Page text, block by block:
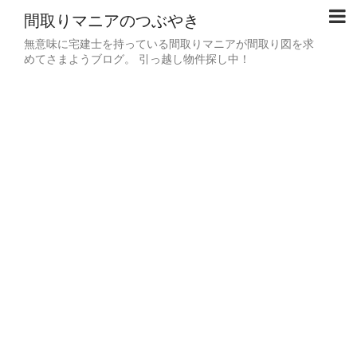
間取りマニアのつぶやき
無意味に宅建士を持っている間取りマニアが間取り図を求
めてさまようブログ。 引っ越し物件探し中！